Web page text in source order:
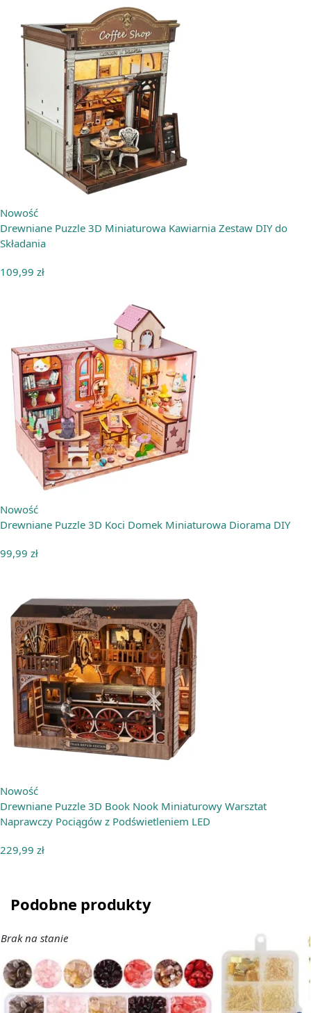
Nowość
Drewniane Puzzle 3D Miniaturowa Kawiarnia Zestaw DIY do
Składania
109,99 zł
Nowość
Drewniane Puzzle 3D Koci Domek Miniaturowa Diorama DIY
99,99 zł
Nowość
Drewniane Puzzle 3D Book Nook Miniaturowy Warsztat
Naprawczy Pociągów z Podświetleniem LED
229,99 zł
Podobne produkty
Brak na stanie